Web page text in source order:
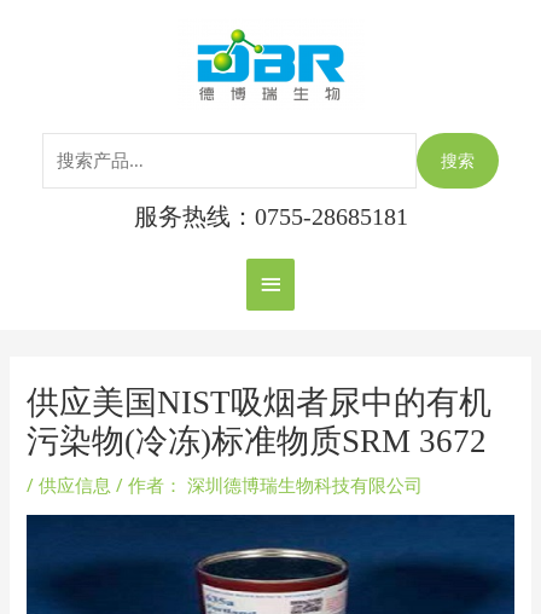
主
菜
单
搜索
服务热线：0755-28685181
供应美国NIST吸烟者尿中的有机
污染物(冷冻)标准物质SRM 3672
/供应信息 / 作者： 深圳德博瑞生物科技有限公司